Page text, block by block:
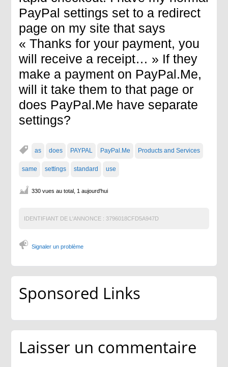
PayPal settings set to a redirect
page on my site that says
« Thanks for your payment, you
will receive a receipt… » If they
make a payment on PayPal.Me,
will it take them to that page or
does PayPal.Me have separate
settings?
as does PAYPAL PayPal.Me Products and Services
same settings standard use
330 vues au total, 1 aujourd'hui
IDENTIFIANT DE L'ANNONCE : 3796018CFD5A947D
Signaler un problème
Sponsored Links
Laisser un commentaire